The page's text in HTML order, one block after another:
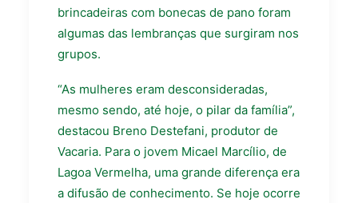
brincadeiras com bonecas de pano foram
algumas das lembranças que surgiram nos
grupos.
“As mulheres eram desconsideradas,
mesmo sendo, até hoje, o pilar da família”,
destacou Breno Destefani, produtor de
Vacaria. Para o jovem Micael Marcílio, de
Lagoa Vermelha, uma grande diferença era
a difusão de conhecimento. Se hoje ocorre